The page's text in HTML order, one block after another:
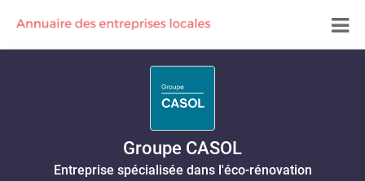
Groupe CASOL
Entreprise spécialisée dans l'éco-rénovation